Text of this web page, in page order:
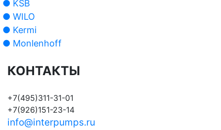
● KSB
● WILO
● Kermi
● Monlenhoff
КОНТАКТЫ
+7(495)311-31-01
+7(926)151-23-14
info@interpumps.ru